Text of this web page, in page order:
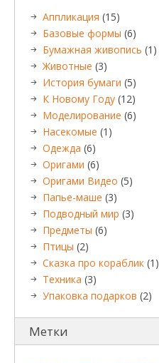
Аппликация (15)
Базовые формы (6)
Бумажная живопись (1)
Животные (3)
История бумаги (5)
К Новому Году (12)
Моделирование (6)
Насекомые (1)
Одежда (6)
Оригами (6)
Оригами Видео (5)
Папье-маше (3)
Подводный мир (3)
Предметы (6)
Птицы (2)
Сказка про кораблик (1)
Техника (3)
Упаковка подарков (2)
Метки